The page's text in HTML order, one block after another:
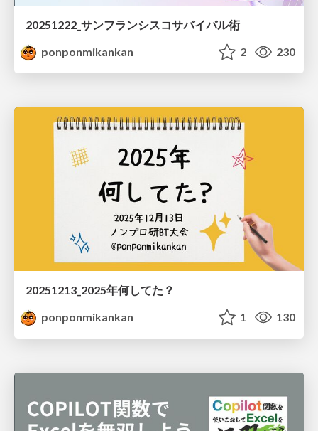
20251222_サンフランシスコサバイバル術
ponponmikankan
2 230
20251213_2025年何してた？
ponponmikankan
1 130